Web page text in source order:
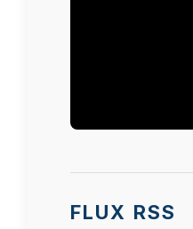
Étant donné
FLUX RSS